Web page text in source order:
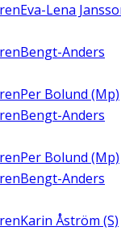
Eva-Lena
Bengt-Anders
Per Bolund (Mp)
Bengt-Anders
Per Bolund (Mp)
Bengt-Anders
Karin Åström (S)